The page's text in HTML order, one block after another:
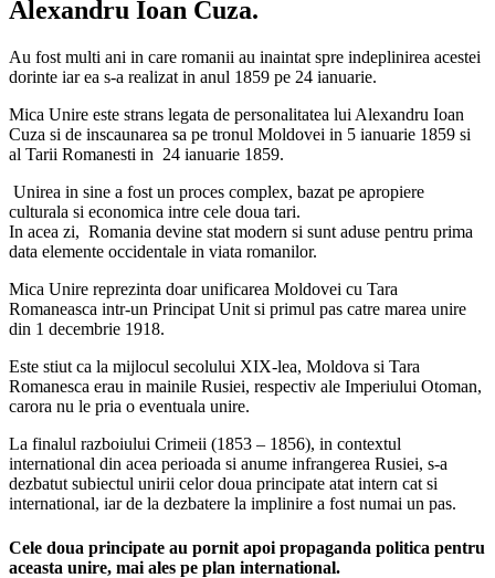
Alexandru Ioan Cuza.
Au fost multi ani in care romanii au inaintat spre indeplinirea acestei
dorinte iar ea s-a realizat in anul 1859 pe 24 ianuarie.
Mica Unire este strans legata de personalitatea lui Alexandru Ioan
Cuza si de inscaunarea sa pe tronul Moldovei in 5 ianuarie 1859 si
al Tarii Romanesti in 24 ianuarie 1859.
Unirea in sine a fost un proces complex, bazat pe apropiere
culturala si economica intre cele doua tari.
In acea zi, Romania devine stat modern si sunt aduse pentru prima
data elemente occidentale in viata romanilor.
Mica Unire reprezinta doar unificarea Moldovei cu Tara
Romaneasca intr-un Principat Unit si primul pas catre marea unire
din 1 decembrie 1918.
Este stiut ca la mijlocul secolului XIX-lea, Moldova si Tara
Romanesca erau in mainile Rusiei, respectiv ale Imperiului Otoman,
carora nu le pria o eventuala unire.
La finalul razboiului Crimeii (1853 – 1856), in contextul
international din acea perioada si anume infrangerea Rusiei, s-a
dezbatut subiectul unirii celor doua principate atat intern cat si
international, iar de la dezbatere la implinire a fost numai un pas.
Cele doua principate au pornit apoi propaganda politica pentru
aceasta unire, mai ales pe plan international.